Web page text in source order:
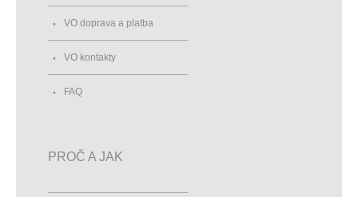
VO doprava a platba
VO kontakty
FAQ
PROČ A JAK